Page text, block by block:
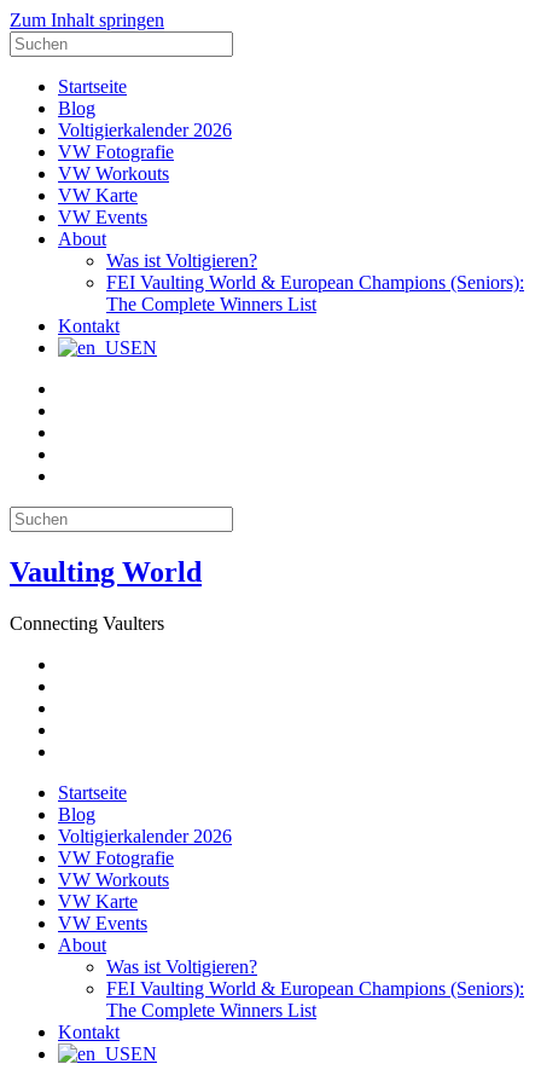
Zum Inhalt springen
Suche
nach:
Startseite
Blog
Voltigierkalender 2026
VW Fotografie
VW Workouts
VW Karte
VW Events
About
Was ist Voltigieren?
FEI Vaulting World & European Champions (Seniors):
The Complete Winners List
Kontakt
EN
Suche
nach:
Vaulting World
Connecting Vaulters
Startseite
Blog
Voltigierkalender 2026
VW Fotografie
VW Workouts
VW Karte
VW Events
About
Was ist Voltigieren?
FEI Vaulting World & European Champions (Seniors):
The Complete Winners List
Kontakt
EN